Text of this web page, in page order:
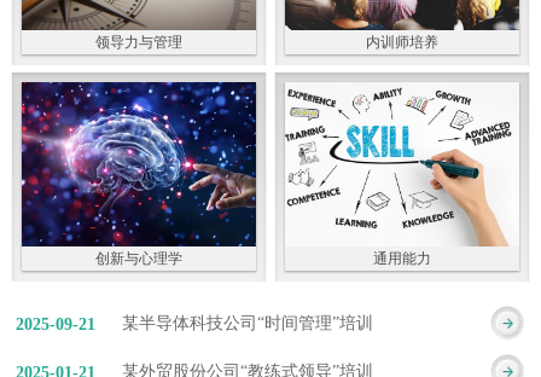
领导力与管理 内训师培养
创新与心理学 通用能力
某半导体科技公司“时间管理”培训
2025-09-21
某外贸股份公司“教练式领导”培训
2025-01-21